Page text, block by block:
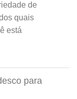
de
quais
está
para